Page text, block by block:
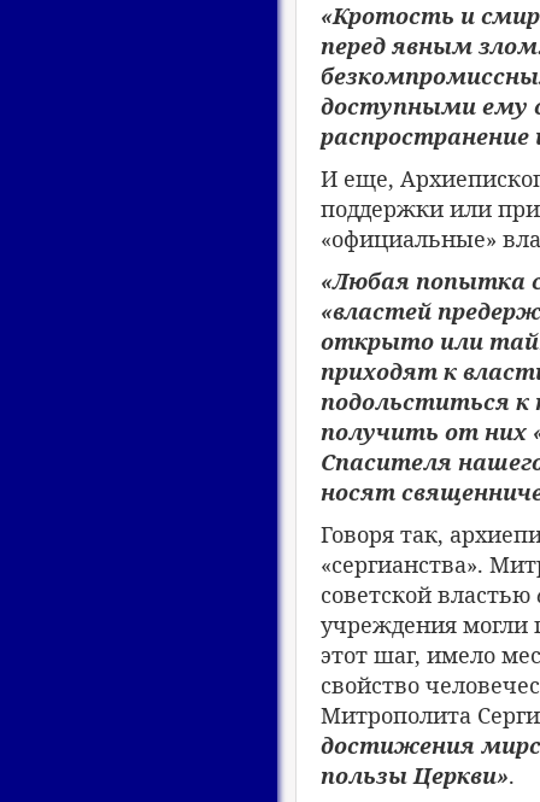
«Кротость и
перед явным
доступными ему
распространение
И еще,
поддержки или
«официальные»
«Любая попытка
«властей
открыто или
приходят к
подольститься
получить от них
Спасителя
носят
Говоря так,
«сергианства».
советской властью
учреждения могли
этот шаг, имело
свойство
Митрополита
достижения
пользы Церкви».